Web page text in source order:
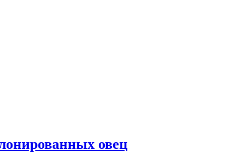
овец